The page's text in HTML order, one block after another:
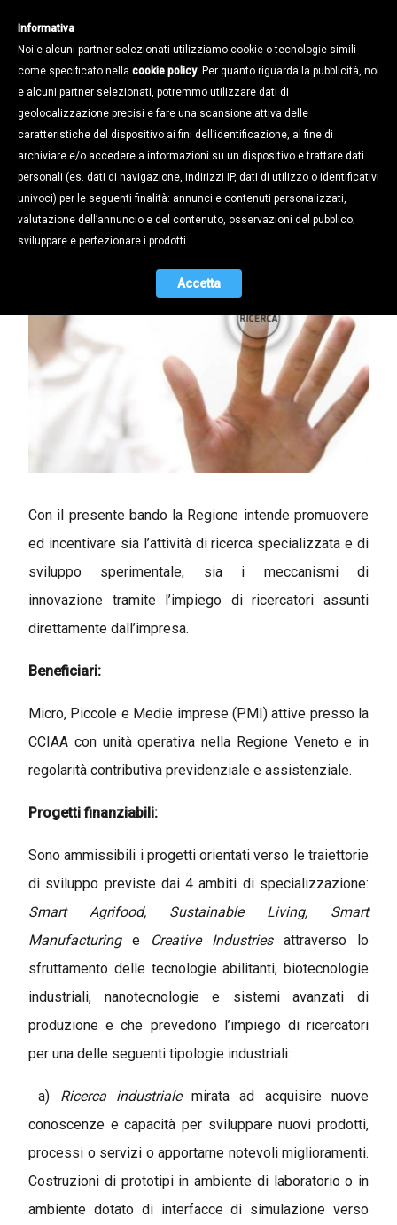
SOSTEGNO A PROGETTI DI RICERCA
CHE PREVEDONO L’IMPIEGO DI
RICERCATORI
29.08.2017
Con il presente bando la Regione intende promuovere
ed incentivare sia l’attività di ricerca specializzata e di
sviluppo sperimentale, sia i meccanismi di
innovazione tramite l’impiego di ricercatori assunti
direttamente dall’impresa.
Beneficiari:
Micro, Piccole e Medie imprese (PMI) attive presso la
CCIAA con unità operativa nella Regione Veneto e in
regolarità contributiva previdenziale e assistenziale.
Progetti finanziabili:
Sono ammissibili i progetti orientati verso le traiettorie
di sviluppo previste dai 4 ambiti di specializzazione:
Smart Agrifood, Sustainable Living, Smart
Manufacturinge Creative Industriesattraverso lo
sfruttamento delle tecnologie abilitanti, biotecnologie
industriali, nanotecnologie e sistemi avanzati di
produzione e che prevedono l’impiego di ricercatori
per una delle seguenti tipologie industriali:
a) Ricerca industrialemirata ad acquisire nuove
conoscenze e capacità per sviluppare nuovi prodotti,
processi o servizi o apportarne notevoli miglioramenti.
Costruzioni di prototipi in ambiente di laboratorio o in
ambiente dotato di interfacce di simulazione verso
Informativa
Noi e alcuni partner selezionati utilizziamo cookie o tecnologie simili
come specificato nella cookie policy. Per quanto riguarda la pubblicità, noi
e alcuni partner selezionati, potremmo utilizzare dati di
geolocalizzazione precisi e fare una scansione attiva delle
caratteristiche del dispositivo ai fini dell’identificazione, al fine di
archiviare e/o accedere a informazioni su un dispositivo e trattare dati
personali (es. dati di navigazione, indirizzi IP, dati di utilizzo o identificativi
univoci) per le seguenti finalità: annunci e contenuti personalizzati,
valutazione dell’annuncio e del contenuto, osservazioni del pubblico;
sviluppare e perfezionare i prodotti.
Accetta